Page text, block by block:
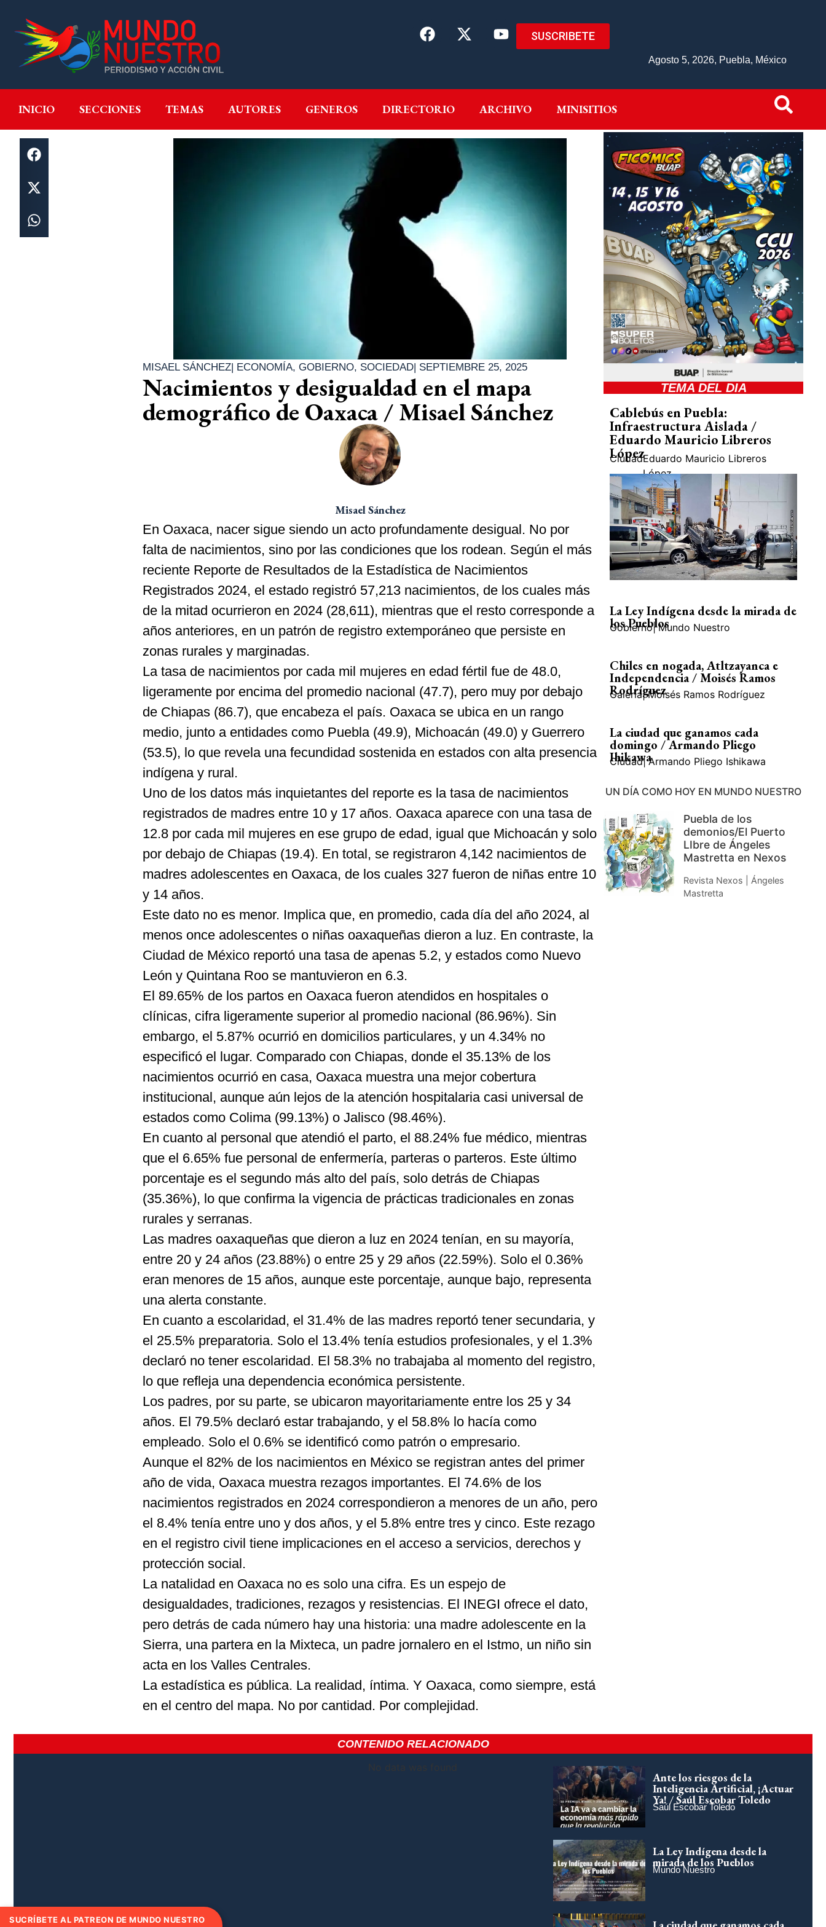
SUSCRIBETE
Agosto 5, 2026, Puebla, México
INICIO SECCIONES TEMAS AUTORES GENEROS DIRECTORIO ARCHIVO MINISITIOS
INICIO SECCIONES GENEROS DIRECTORIO ARCHIVO MINISITIOS
MISAEL SÁNCHEZ| ECONOMÍA, GOBIERNO, SOCIEDAD| SEPTIEMBRE 25, 2025
Nacimientos y desigualdad en el mapa
demográfico de Oaxaca / Misael Sánchez
Misael Sánchez
En Oaxaca, nacer sigue siendo un acto profundamente desigual. No por
falta de nacimientos, sino por las condiciones que los rodean. Según el más
reciente Reporte de Resultados de la Estadística de Nacimientos
Registrados 2024, el estado registró 57,213 nacimientos, de los cuales más
de la mitad ocurrieron en 2024 (28,611), mientras que el resto corresponde a
años anteriores, en un patrón de registro extemporáneo que persiste en
zonas rurales y marginadas.
La tasa de nacimientos por cada mil mujeres en edad fértil fue de 48.0,
ligeramente por encima del promedio nacional (47.7), pero muy por debajo
de Chiapas (86.7), que encabeza el país. Oaxaca se ubica en un rango
medio, junto a entidades como Puebla (49.9), Michoacán (49.0) y Guerrero
(53.5), lo que revela una fecundidad sostenida en estados con alta presencia
indígena y rural.
Uno de los datos más inquietantes del reporte es la tasa de nacimientos
registrados de madres entre 10 y 17 años. Oaxaca aparece con una tasa de
12.8 por cada mil mujeres en ese grupo de edad, igual que Michoacán y solo
por debajo de Chiapas (19.4). En total, se registraron 4,142 nacimientos de
madres adolescentes en Oaxaca, de los cuales 327 fueron de niñas entre 10
y 14 años.
Este dato no es menor. Implica que, en promedio, cada día del año 2024, al
menos once adolescentes o niñas oaxaqueñas dieron a luz. En contraste, la
Ciudad de México reportó una tasa de apenas 5.2, y estados como Nuevo
León y Quintana Roo se mantuvieron en 6.3.
El 89.65% de los partos en Oaxaca fueron atendidos en hospitales o
clínicas, cifra ligeramente superior al promedio nacional (86.96%). Sin
embargo, el 5.87% ocurrió en domicilios particulares, y un 4.34% no
especificó el lugar. Comparado con Chiapas, donde el 35.13% de los
nacimientos ocurrió en casa, Oaxaca muestra una mejor cobertura
institucional, aunque aún lejos de la atención hospitalaria casi universal de
estados como Colima (99.13%) o Jalisco (98.46%).
En cuanto al personal que atendió el parto, el 88.24% fue médico, mientras
que el 6.65% fue personal de enfermería, parteras o parteros. Este último
porcentaje es el segundo más alto del país, solo detrás de Chiapas
(35.36%), lo que confirma la vigencia de prácticas tradicionales en zonas
rurales y serranas.
Las madres oaxaqueñas que dieron a luz en 2024 tenían, en su mayoría,
entre 20 y 24 años (23.88%) o entre 25 y 29 años (22.59%). Solo el 0.36%
eran menores de 15 años, aunque este porcentaje, aunque bajo, representa
una alerta constante.
En cuanto a escolaridad, el 31.4% de las madres reportó tener secundaria, y
el 25.5% preparatoria. Solo el 13.4% tenía estudios profesionales, y el 1.3%
declaró no tener escolaridad. El 58.3% no trabajaba al momento del registro,
lo que refleja una dependencia económica persistente.
Los padres, por su parte, se ubicaron mayoritariamente entre los 25 y 34
años. El 79.5% declaró estar trabajando, y el 58.8% lo hacía como
empleado. Solo el 0.6% se identificó como patrón o empresario.
Aunque el 82% de los nacimientos en México se registran antes del primer
año de vida, Oaxaca muestra rezagos importantes. El 74.6% de los
nacimientos registrados en 2024 correspondieron a menores de un año, pero
el 8.4% tenía entre uno y dos años, y el 5.8% entre tres y cinco. Este rezago
en el registro civil tiene implicaciones en el acceso a servicios, derechos y
protección social.
La natalidad en Oaxaca no es solo una cifra. Es un espejo de
desigualdades, tradiciones, rezagos y resistencias. El INEGI ofrece el dato,
pero detrás de cada número hay una historia: una madre adolescente en la
Sierra, una partera en la Mixteca, un padre jornalero en el Istmo, un niño sin
acta en los Valles Centrales.
La estadística es pública. La realidad, íntima. Y Oaxaca, como siempre, está
en el centro del mapa. No por cantidad. Por complejidad.
TEMA DEL DIA
Cablebús en Puebla:
Infraestructura Aislada /
Eduardo Mauricio Libreros
López
CiudadEduardo Mauricio Libreros
López
La Ley Indígena desde la mirada de
los Pueblos
Gobierno| Mundo Nuestro
Chiles en nogada, Atltzayanca e
Independencia / Moisés Ramos
Rodríguez
Galería| Moisés Ramos Rodríguez
La ciudad que ganamos cada
domingo / Armando Pliego
Ihikawa
Ciudad| Armando Pliego Ishikawa
UN DÍA COMO HOY EN MUNDO NUESTRO
Puebla de los
demonios/El Puerto
LIbre de Ángeles
Mastretta en Nexos
Revista Nexos | Ángeles
Mastretta
CONTENIDO RELACIONADO
No data was found
Ante los riesgos de la
Inteligencia Artificial, ¡Actuar
Ya! / Saúl Escobar Toledo
Saúl Escobar Toledo
La Ley Indígena desde la
mirada de los Pueblos
Mundo Nuestro
SUCRÍBETE AL PATREON DE MUNDO NUESTRO